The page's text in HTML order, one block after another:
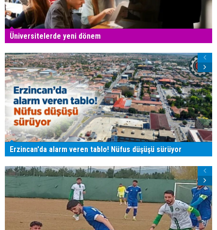
Üniversitelerde yeni dönem
Erzincan'da alarm veren tablo! Nüfus düşüşü sürüyor